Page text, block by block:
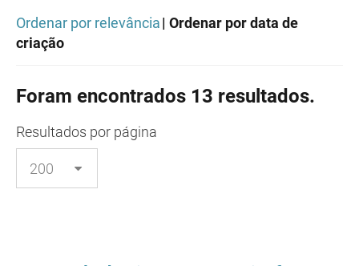
Ordenar por relevância| Ordenar por data de
criação
Foram encontrados 13 resultados.
Resultados por página